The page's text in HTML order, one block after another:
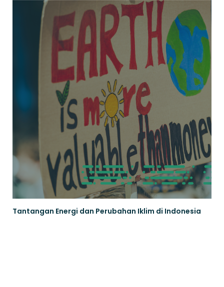
Tantangan Energi dan Perubahan Iklim di Indonesia